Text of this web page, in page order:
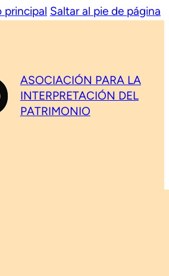
principal Saltar al pie de página
ASOCIACIÓN PARA LA
INTERPRETACIÓN DEL
PATRIMONIO